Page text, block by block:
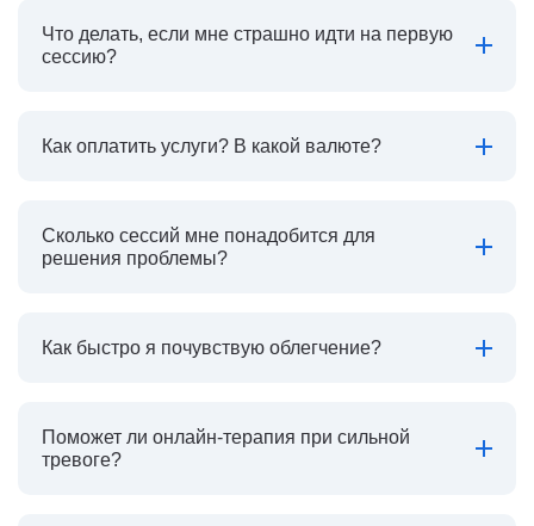
Что делать, если мне страшно идти на первую
сессию?
Как оплатить услуги? В какой валюте?
Сколько сессий мне понадобится для
решения проблемы?
Как быстро я почувствую облегчение?
Поможет ли онлайн-терапия при сильной
тревоге?